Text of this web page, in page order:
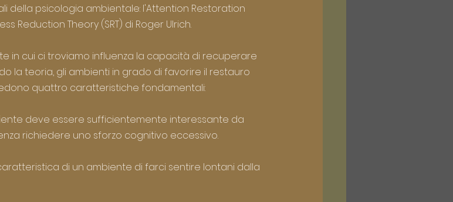
della psicologia ambientale: l'Attention Restoration
Reduction Theory (SRT) di Roger Ulrich.
in cui ci troviamo influenza la capacità di recuperare
la teoria, gli ambienti in grado di favorire il restauro
quattro caratteristiche fondamentali:
deve essere sufficientemente interessante da
richiedere uno sforzo cognitivo eccessivo.
di un ambiente di farci sentire lontani dalla